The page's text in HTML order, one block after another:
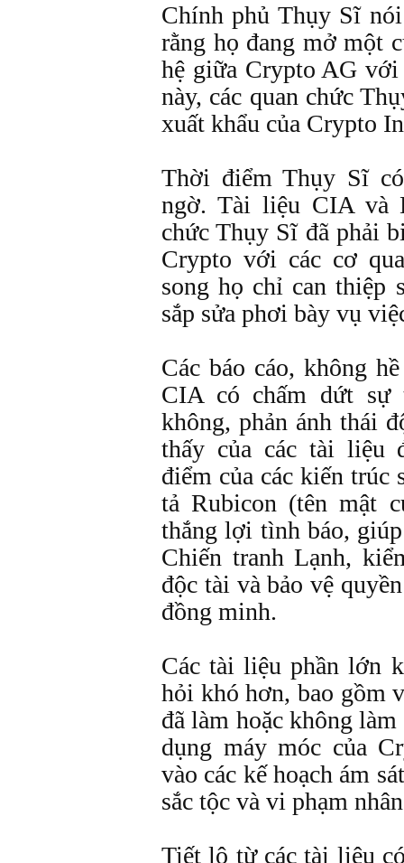
Chính phủ Thụy Sĩ
rằng họ đang mở một
hệ giữa Crypto AG
này, các quan chức
xuất khẩu của Crypto
Thời điểm Thụy Sĩ
ngờ. Tài liệu CIA và
chức Thụy Sĩ đã phải
Crypto với các cơ
song họ chỉ can thiệp
sắp sửa phơi bày vụ
Các báo cáo, không
CIA có chấm dứt sự
không, phản ánh thái
thấy của các tài liệu
điểm của các kiến
tả Rubicon (tên mật
thắng lợi tình báo,
Chiến tranh Lạnh,
độc tài và bảo vệ
đồng minh.
Các tài liệu phần lớn
hỏi khó hơn, bao gồm
đã làm hoặc không
dụng máy móc của
vào các kế hoạch ám
sắc tộc và vi phạm
Tiết lộ từ các tài liệu